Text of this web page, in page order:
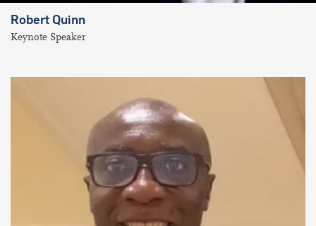
Robert Quinn
Keynote Speaker